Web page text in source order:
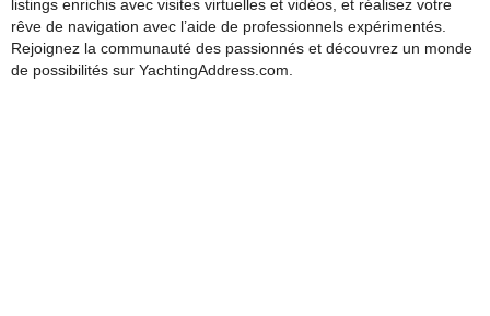
listings enrichis avec visites virtuelles et vidéos, et réalisez votre
rêve de navigation avec l’aide de professionnels expérimentés.
Rejoignez la communauté des passionnés et découvrez un monde
de possibilités sur YachtingAddress.com.